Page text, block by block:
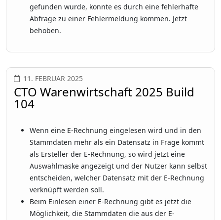
gefunden wurde, konnte es durch eine fehlerhafte
Abfrage zu einer Fehlermeldung kommen. Jetzt
behoben.
11. FEBRUAR 2025
CTO Warenwirtschaft 2025 Build
104
Wenn eine E-Rechnung eingelesen wird und in den
Stammdaten mehr als ein Datensatz in Frage kommt
als Ersteller der E-Rechnung, so wird jetzt eine
Auswahlmaske angezeigt und der Nutzer kann selbst
entscheiden, welcher Datensatz mit der E-Rechnung
verknüpft werden soll.
Beim Einlesen einer E-Rechnung gibt es jetzt die
Möglichkeit, die Stammdaten die aus der E-